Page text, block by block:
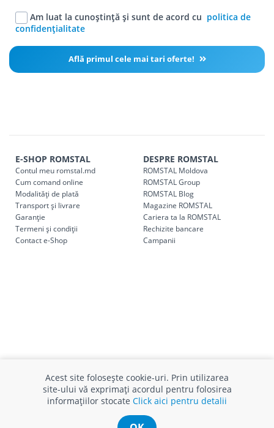
Am luat la cunoștință și sunt de acord cu politica de
confidențialitate
Află primul cele mai tari oferte!
E-SHOP ROMSTAL
Contul meu romstal.md
Cum comand online
Modalități de plată
Transport și livrare
Garanție
Termeni și condiții
Contact e-Shop
DESPRE ROMSTAL
ROMSTAL Moldova
ROMSTAL Group
ROMSTAL Blog
Magazine ROMSTAL
Cariera ta la ROMSTAL
Rechizite bancare
Campanii
INFO CONSUMATOR SUPORT CLIENȚI
Relații clienți
Acest site folosește cookie-uri. Prin utilizarea
site-ului vă exprimați acordul pentru folosirea
informațiilor stocate Click aici pentru detalii